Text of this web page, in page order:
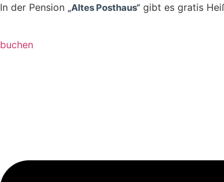
Zum
In der Pension „Altes Posthaus“ gibt es gratis
buchen